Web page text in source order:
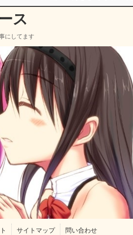
ス
にしてます
サイトマップ 問い合わせ